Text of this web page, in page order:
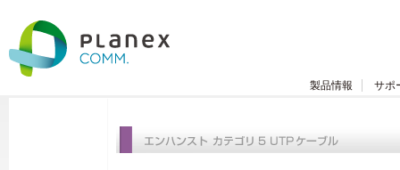
製品情報 サポ